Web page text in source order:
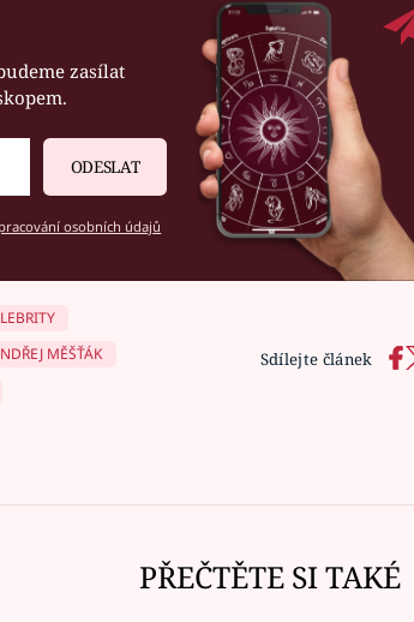
zasílat
ODESLAT
osobních údajů
Sdílejte článek
MĚŠŤÁK
PŘEČTĚTE SI TAKÉ